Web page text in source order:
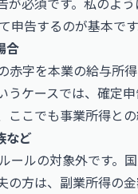
告するのが基本です
合
赤字を本業の給与所
うケースでは、確定
こでも事業所得との
など
ールの対象外です。
の方は、副業所得の